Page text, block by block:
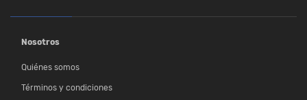
Nosotros
Quiénes somos
Términos y condiciones